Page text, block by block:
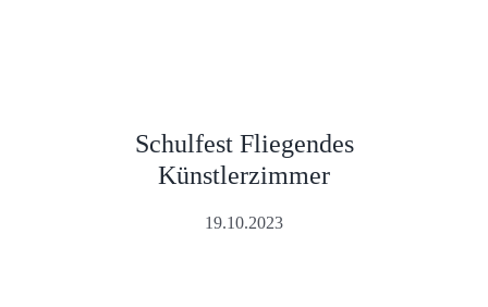
Schulfest Fliegendes
Künstlerzimmer
19.10.2023